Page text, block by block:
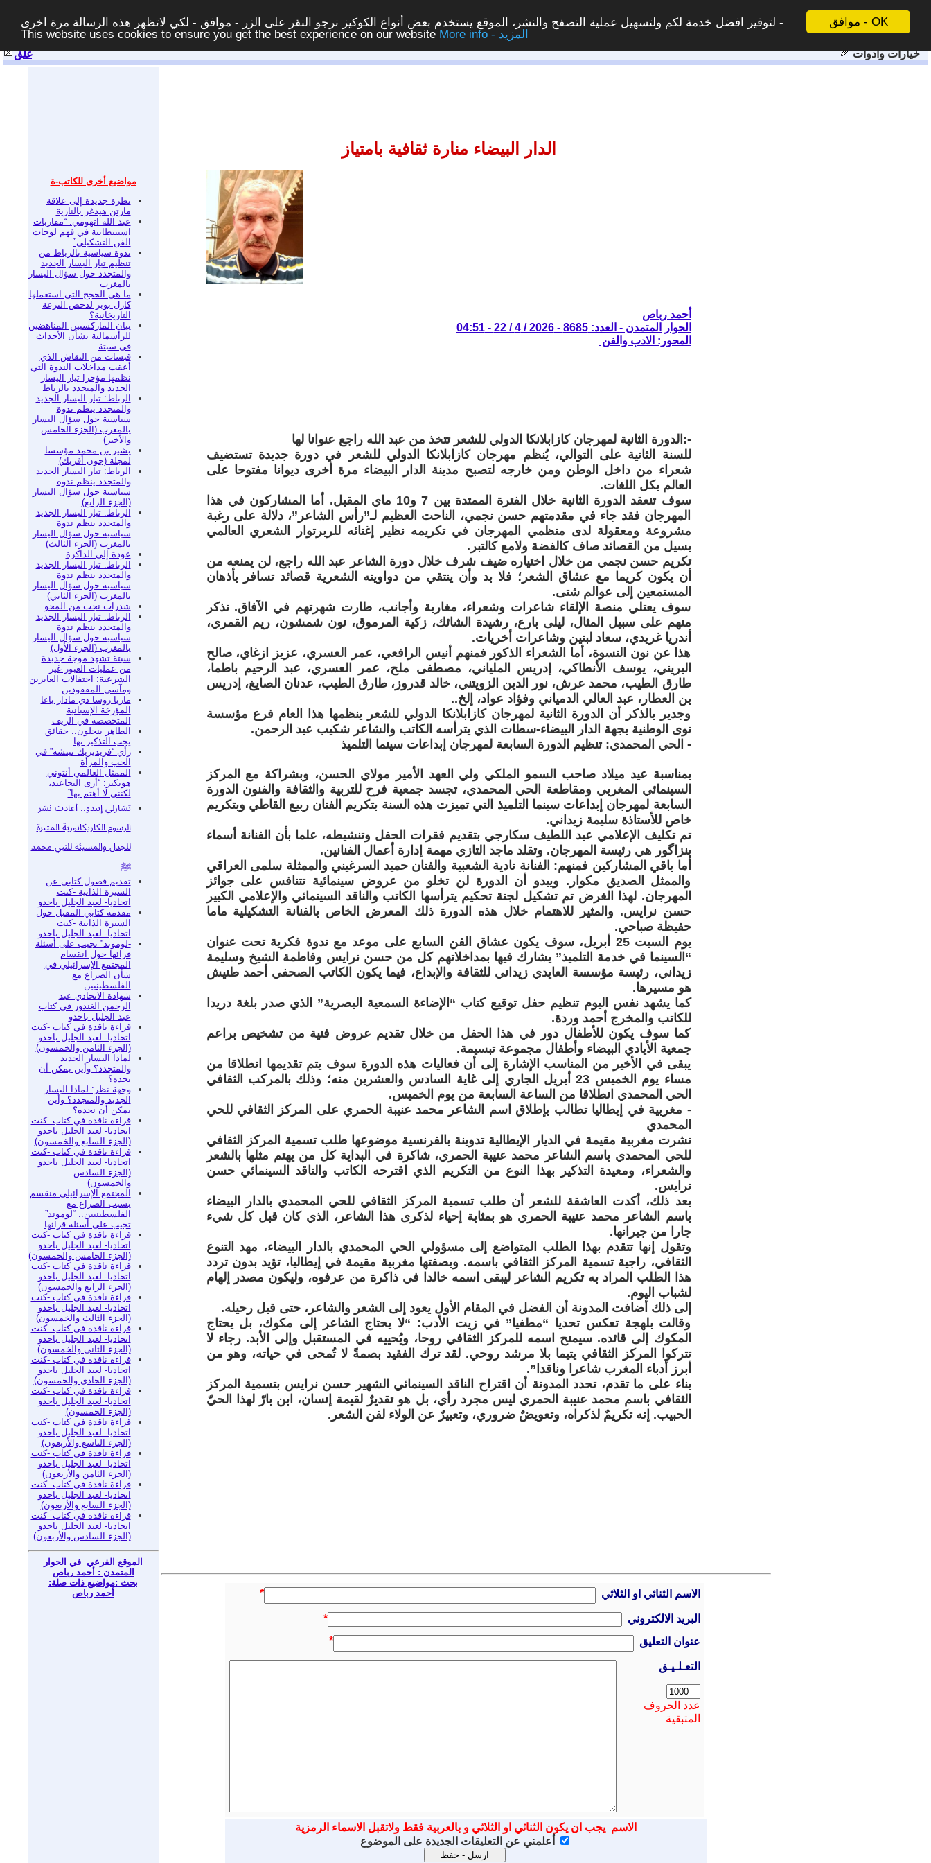
موافق - OK
لتوفير افضل خدمة لكم ولتسهيل عملية التصفح والنشر، الموقع يستخدم بعض أنواع الكوكيز نرجو النقر على الزر - موافق - لكي لاتظهر هذه الرسالة مرة اخرى -
This website uses cookies to ensure you get the best experience on our website
More info - المزيد
غلق خيارات وادوات
مواضيع أخرى للكاتب-ة
نظرة جديدة إلى علاقة
مارتن هيدغر بالنازية
عبد الله اتهومي: “مقاربات
استتبطانية في فهم لوحات
الفن التشكيلي”
ندوة سياسية بالرباط من
تنظيم تيار اليسار الجديد
والمتجدد حول سؤال اليسار
بالمغرب
ما هي الحجج التي استعملها
كارل بوبر لدحض النزعة
التاريخانية؟
بيان الماركسيين المناهضين
للرأسمالية بشأن الأحداث
في سبتة
قبسات من النقاش الذي
أعقب مداخلات الندوة التي
نظمها مؤخرا تيار اليسار
الجديد والمتجدد بالرباط
الرباط: تيار اليسار الجديد
والمتجدد ينظم ندوة
سياسية حول سؤال اليسار
بالمغرب (الجزء الخامس
والأخير)
بشير بن محمد مؤسسا
لمجلة (جون أفريك)
الرباط: تيار اليسار الجديد
والمتجدد ينظم ندوة
سياسية حول سؤال اليسار
(الجزء الرابع)
الرباط: تيار اليسار الجديد
والمتجدد ينظم ندوة
سياسية حول سؤال اليسار
بالمغرب (الجزء الثالث)
عودة إلى الذاكرة
الرباط: تيار اليسار الجديد
والمتجدد ينظم ندوة
سياسية حول سؤال اليسار
بالمغرب (الجزء الثاني)
شذرات نجت من المحو
الرباط: تيار اليسار الجديد
والمتجدد ينظم ندوة
سياسية حول سؤال اليسار
بالمغرب (الجزء الأول)
سبتة تشهد موجة جديدة
من عمليات العبور غير
الشرعية: احتفالات العابرين
ومآسي المفقودين
ماريا روسا دي مادار ياغا
المؤرخة الإسبانية
المتخصصة في الريف
الطاهر بنجلون.. حقائق
يجب التذكير بها
رأي “فريديريك نيتشه” في
الحب والمرأة
الممثل العالمي أنتوني
هوبكنز: “أرى التجاعيد،
لكنني لا أهتم بها”
تشارلي إيبدو.. أعادت نشر
الرسوم الكاريكاتورية المثيرة
للجدل والمسيئة للنبي محمد
ﷺ
تقديم فصول كتابي عن
السيرة الذاتية -كنت
اتحاديا- لعبد الجليل باحدو
مقدمة كتابي المقبل حول
السيرة الذاتية -كنت
اتحاديا- لعبد الجليل باحدو
-لوموند” تجيب على أسئلة
قرائها حول انقسام
المجتمع الإسرائيلي في
شأن الصراع مع
الفلسطينيين
شهادة الاتحادي عبد
الرحمن الغندور في كتاب
عبد الجليل باحدو
قراءة ناقدة في كتاب -كنت
اتحاديا- لعبد الجليل باحدو
(الجزء الثامن والخمسون)
لماذا اليسار الجديد
والمتجدد؟ وأين يمكن أن
نجده؟
وجهة نظر: لماذا اليسار
الجديد والمتجدد؟ وأين
يمكن أن نجده؟
قراءة ناقدة في كتاب- كنت
اتحاديا- لعبد الجليل باحدو
(الجزء السابع والخمسون)
قراءة ناقدة في كتاب -كنت
اتحاديا- لعبد الجليل باحدو
(الجزء السادس
والخمسون)
المجتمع الإسرائيلي منقسم
بسبب الصراع مع
الفلسطينيين.. “لوموند”
تجيب على أسئلة قرائها
قراءة ناقدة في كتاب -كنت
اتحاديا- لعبد الجليل باحدو
(الجزء الخامس والخمسون)
قراءة ناقدة في كتاب -كنت
اتحاديا- لعبد الجليل باحدو
(الجزء الرابع والخمسون)
قراءة ناقدة في كتاب -كنت
اتحاديا- لعبد الجليل باحدو
(الجزء الثالث والخمسون)
قراءة ناقدة في كتاب -كنت
اتحاديا- لعبد الجليل باحدو
(الجزء الثاني والخمسون)
قراءة ناقدة في كتاب -كنت
اتحاديا- لعبد الجليل باحدو
(الجزء الحادي والخمسون)
قراءة ناقدة في كتاب -كنت
اتحاديا- لعبد الجليل باحدو
(الجزء الخمسون)
قراءة ناقدة في كتاب -كنت
اتحاديا- لعبد الجليل باحدو
(الجزء التاسع والأربعون)
قراءة ناقدة في كتاب -كنت
اتحاديا- لعبد الجليل باحدو
(الجزء الثامن والأربعون)
قراءة ناقدة في كتاب- كنت
اتحاديا- لعبد الجليل باحدو
(الجزء السابع والأربعون)
قراءة ناقدة في كتاب -كنت
اتحاديا- لعبد الجليل باحدو
(الجزء السادس والأربعون)
الموقع الفرعي في الحوار
المتمدن : أحمد رباص
بحث :مواضيع ذات صلة:
أحمد رباص
الدار البيضاء منارة ثقافية بامتياز
أحمد رباص
الحوار المتمدن - العدد: 8685 - 2026 / 4 / 22 - 04:51
المحور: الادب والفن
-:الدورة الثانية لمهرجان كازابلانكا الدولي للشعر تتخذ من عبد الله راجع عنوانا لها
للسنة الثانية على التوالي، يُنظم مهرجان كازابلانكا الدولي للشعر في دورة جديدة تستضيف
شعراء من داخل الوطن ومن خارجه لتصبح مدينة الدار البيضاء مرة أخرى ديوانا مفتوحا على
العالم بكل اللغات.
سوف تنعقد الدورة الثانية خلال الفترة الممتدة بين 7 و10 ماي المقبل. أما المشاركون في هذا
المهرجان فقد جاء في مقدمتهم حسن نجمي، الناحت العظيم لـ”رأس الشاعر”، دلالة على رغبة
مشروعة ومعقولة لدى منظمي المهرجان في تكريمه نظير إغنائه للربرتوار الشعري العالمي
بسيل من القصائد صاف كالفضة ولامع كالتبر.
تكريم حسن نجمي من خلال اختياره ضيف شرف خلال دورة الشاعر عبد الله راجع، لن يمنعه من
أن يكون كريما مع عشاق الشعر؛ فلا بد وأن ينتقي من دواوينه الشعرية قصائد تسافر بأذهان
المستمعين إلى عوالم شتى.
سوف يعتلي منصة الإلقاء شاعرات وشعراء، مغاربة وأجانب، طارت شهرتهم في الآفاق. نذكر
منهم على سبيل المثال، ليلى بارع، رشيدة الشائك، زكية المرموق، نون شمشون، ريم القمري،
أندريا غريدي، سعاد لبنين وشاعرات أخريات.
هذا عن نون النسوة، أما الشعراء الذكور فمنهم أنيس الرافعي، عمر العسري، عزيز ازغاي، صالح
البريني، يوسف الأنطاكي، إدريس الملياني، مصطفى ملح، عمر العسري، عبد الرحيم باطما،
طارق الطيب، محمد عرش، نور الدين الزويتني، خالد قدروز، طارق الطيب، عدنان الصايغ، إدريس
بن العطار، عبد العالي الدمياني وفؤاد عواد، إلخ..
وجدير بالذكر أن الدورة الثانية لمهرجان كازابلانكا الدولي للشعر ينظمها هذا العام فرع مؤسسة
نوى الوطنية بجهة الدار البيضاء-سطات الذي يترأسه الكاتب والشاعر شكيب عبد الرحمن.
- الحي المحمدي: تنظيم الدورة السابعة لمهرجان إبداعات سينما التلميذ
بمناسبة عيد ميلاد صاحب السمو الملكي ولي العهد الأمير مولاي الحسن، وبشراكة مع المركز
السينمائي المغربي ومقاطعة الحي المحمدي، تجسد جمعية فرح للتربية والثقافة والفنون الدورة
السابعة لمهرجان إبداعات سينما التلميذ التي تميزت هذه السنة بتكريم الفنان ربيع القاطي وبتكريم
خاص للأستاذة سليمة زيداني.
تم تكليف الإعلامي عبد اللطيف سكارجي بتقديم فقرات الحفل وتنشيطه، علما بأن الفنانة أسماء
بنزاگور هي رئيسة المهرجان. وتقلد ماجد التازي مهمة إدارة أعمال الفنانين.
أما باقي المشاركين فمنهم: الفنانة نادية الشعبية والفنان حميد السرغيني والممثلة سلمى العراقي
والممثل الصديق مكوار. ويبدو أن الدورة لن تخلو من عروض سينمائية تتنافس على جوائز
المهرجان. لهذا الغرض تم تشكيل لجنة تحكيم يترأسها الكاتب والناقد السينمائي والإعلامي الكبير
حسن نرايس. والمثير للاهتمام خلال هذه الدورة ذلك المعرض الخاص بالفنانة التشكيلية ماما
حفيظة صباحي.
يوم السبت 25 أبريل، سوف يكون عشاق الفن السابع على موعد مع ندوة فكرية تحت عنوان
“السينما في خدمة التلميذ” يشارك فيها بمداخلاتهم كل من حسن نرايس وفاطمة الشيخ وسليمة
زيداني، رئيسة مؤسسة العايدي زيداني للثقافة والإبداع، فيما يكون الكاتب الصحفي أحمد طنيش
هو مسيرها.
كما يشهد نفس اليوم تنظيم حفل توقيع كتاب “الإضاءة السمعية البصرية” الذي صدر بلغة دريدا
للكاتب والمخرج أحمد وردة.
كما سوف يكون للأطفال دور في هذا الحفل من خلال تقديم عروض فنية من تشخيص براعم
جمعية الأيادي البيضاء وأطفال مجموعة تبسيمة.
يبقى في الأخير من المناسب الإشارة إلى أن فعاليات هذه الدورة سوف يتم تقديمها انطلاقا من
مساء يوم الخميس 23 أبريل الجاري إلى غاية السادس والعشرين منه؛ وذلك بالمركب الثقافي
الحي المحمدي انطلاقا من الساعة السابعة من يوم الخميس.
- مغربية في إيطاليا تطالب بإطلاق اسم الشاعر محمد عنيبة الحمري على المركز الثقافي للحي
المحمدي
نشرت مغربية مقيمة في الديار الإيطالية تدوينة بالفرنسية موضوعها طلب تسمية المركز الثقافي
للحي المحمدي باسم الشاعر محمد عنيبة الحمري، شاكرة في البداية كل من يهتم مثلها بالشعر
والشعراء، ومعيدة التذكير بهذا النوع من التكريم الذي اقترحه الكاتب والناقد السينمائي حسن
نرايس.
بعد ذلك، أكدت العاشقة للشعر أن طلب تسمية المركز الثقافي للحي المحمدي بالدار البيضاء
باسم الشاعر محمد عنيبة الحمري هو بمثابة إحياء لذكرى هذا الشاعر، الذي كان قبل كل شيء
جارا من جيرانها.
وتقول إنها تتقدم بهذا الطلب المتواضع إلى مسؤولي الحي المحمدي بالدار البيضاء، مهد التنوع
الثقافي، راجية تسمية المركز الثقافي باسمه. وبصفتها مغربية مقيمة في إيطاليا، تؤيد بدون تردد
هذا الطلب المراد به تكريم الشاعر ليبقى اسمه خالدا في ذاكرة من عرفوه، وليكون مصدر إلهام
لشباب اليوم.
إلى ذلك أضافت المدونة أن الفضل في المقام الأول يعود إلى الشعر والشاعر، حتى قبل رحيله.
وقالت بلهجة تعكس تحديا “مطفيا” في زيت الأدب: “لا يحتاج الشاعر إلى مكوك، بل يحتاج
المكوك إلى قائده. سيمنح اسمه للمركز الثقافي روحا، ويُحييه في المستقبل وإلى الأبد. رجاء لا
تتركوا المركز الثقافي يتيما بلا مرشد روحي. لقد ترك الفقيد بصمةً لا تُمحى في حياته، وهو من
أبرز أدباء المغرب شاعرا وناقدا”.
بناء على ما تقدم، تحدد المدونة أن اقتراح الناقد السينمائي الشهير حسن نرايس بتسمية المركز
الثقافي باسم محمد عنيبة الحمري ليس مجرد رأي، بل هو تقديرٌ لقيمة إنسان، ابن بارّ لهذا الحيّ
الحبيب. إنه تكريمٌ لذكراه، وتعويضٌ ضروري، وتعبيرٌ عن الولاء لفن الشعر.
* الاسم الثنائي او الثلاثي
*
البريد الالكتروني
*
عنوان التعليق
التعـلـيـق
عدد الحروف
المتبقية
الاسم يجب ان يكون الثنائي او الثلاثي و بالعربية فقط ولاتقبل الاسماء الرمزية
أعلمني عن التعليقات الجديدة على الموضوع